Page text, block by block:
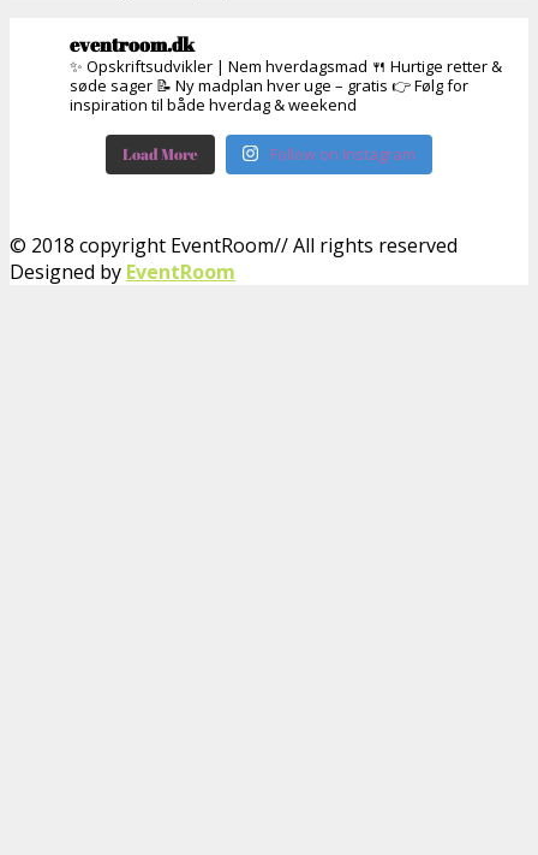
eventroom.dk
✨ Opskriftsudvikler | Nem hverdagsmad 🍴 Hurtige retter &
søde sager 📝 Ny madplan hver uge – gratis 👉 Følg for
inspiration til både hverdag & weekend
Load More Follow on Instagram
© 2018 copyright EventRoom// All rights reserved
Designed by EventRoom